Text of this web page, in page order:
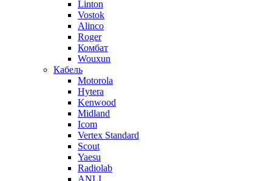
Linton
Vostok
Alinco
Roger
Комбат
Wouxun
Кабель
Motorola
Hytera
Kenwood
Midland
Icom
Vertex Standard
Scout
Yaesu
Radiolab
ANLI